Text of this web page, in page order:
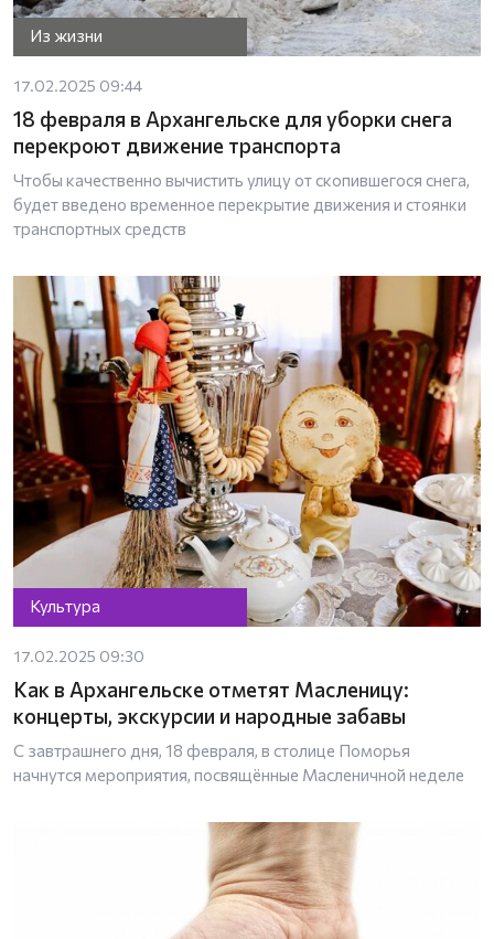
Из жизни
17.02.2025 09:44
18 февраля в Архангельске для уборки снега
перекроют движение транспорта
Чтобы качественно вычистить улицу от скопившегося снега,
будет введено временное перекрытие движения и стоянки
транспортных средств
Культура
17.02.2025 09:30
Как в Архангельске отметят Масленицу:
концерты, экскурсии и народные забавы
С завтрашнего дня, 18 февраля, в столице Поморья
начнутся мероприятия, посвящённые Масленичной неделе